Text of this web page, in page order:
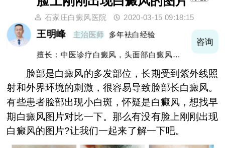
石家庄白癜风医院 2020-03-15 09:18:15
王明峰 主治医师 多年袪白经验
擅长：中医诊疗白癜风，头面部白癜风，青
咨询
脸部是白癜风的多发部位，长期受到紫外线照
射和外界环境的刺激，很容易导致脸部长白癜风。
有些患者脸部出现小白斑，怀疑是白癜风，想找早
期白癜风图片对比一下。那么有没有脸上刚刚出现
白癜风的图片?让我们一起来了解一下吧。